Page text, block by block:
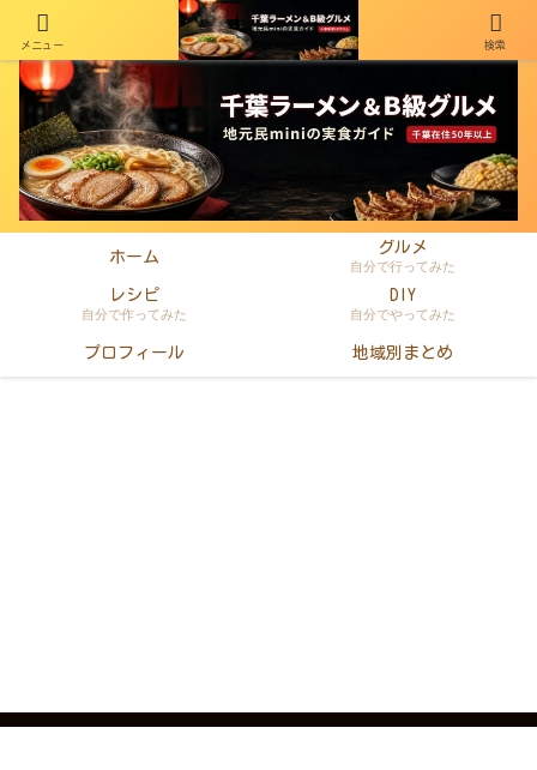
千葉在住50年以上のminiがラーメン・町中華・B級グルメを本音レビュー
ホーム
グルメ
自分で行ってみた
レシピ
自分で作ってみた
DIY
自分でやってみた
プロフィール 地域別まとめ
メニュー 検索